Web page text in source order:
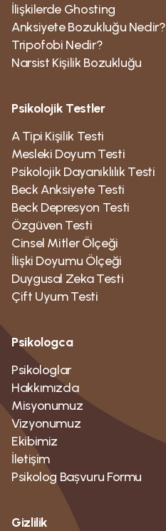
İlişkilerde Ghosting
Anksiyete Bozukluğu Nedir?
Tripofobi Nedir?
Narsist Kişilik Bozukluğu
Psikolojik Testler
A Tipi Kişilik Testi
Mesleki Doyum Testi
Psikolojik Dayanıklılık Testi
Beck Anksiyete Testi
Beck Depresyon Testi
Özgüven Testi
Cinsel Mitler Ölçeği
İlişki Doyumu Ölçeği
Duygusal Zeka Testi
Çift Uyum Testi
Psikologca
Psikologlar
Hakkımızda
Misyonumuz
Vizyonumuz
Ekibimiz
İletişim
Psikolog Bașvuru Formu
Gizlilik